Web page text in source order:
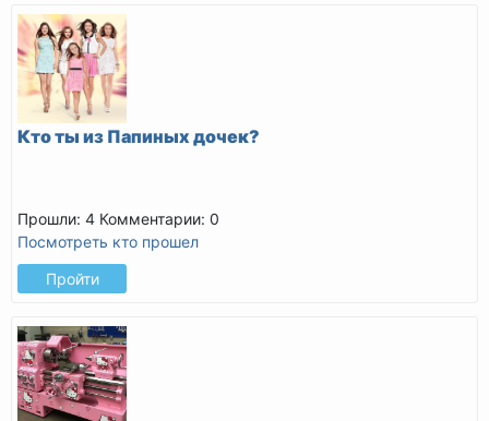
Кто ты из Папиных дочек?
Прошли: 4 Комментарии: 0
Посмотреть кто прошел
Пройти